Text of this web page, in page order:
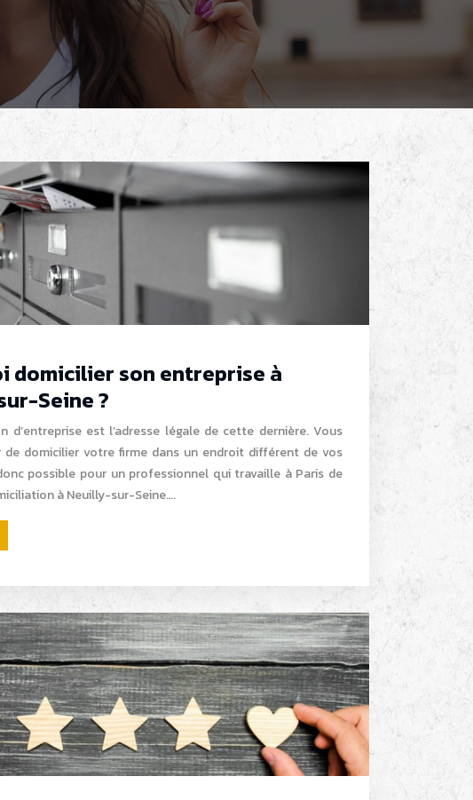
domicilier son entreprise à
Seine ?
d’entreprise est l’adresse légale de cette dernière. Vous
de domicilier votre firme dans un endroit différent de vos
possible pour un professionnel qui travaille à Paris de
à Neuilly-sur-Seine….